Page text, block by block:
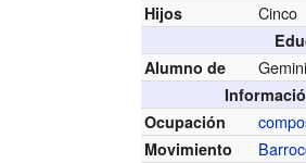
Hijos Cinco
Alumno de
Ocupación
Movimiento